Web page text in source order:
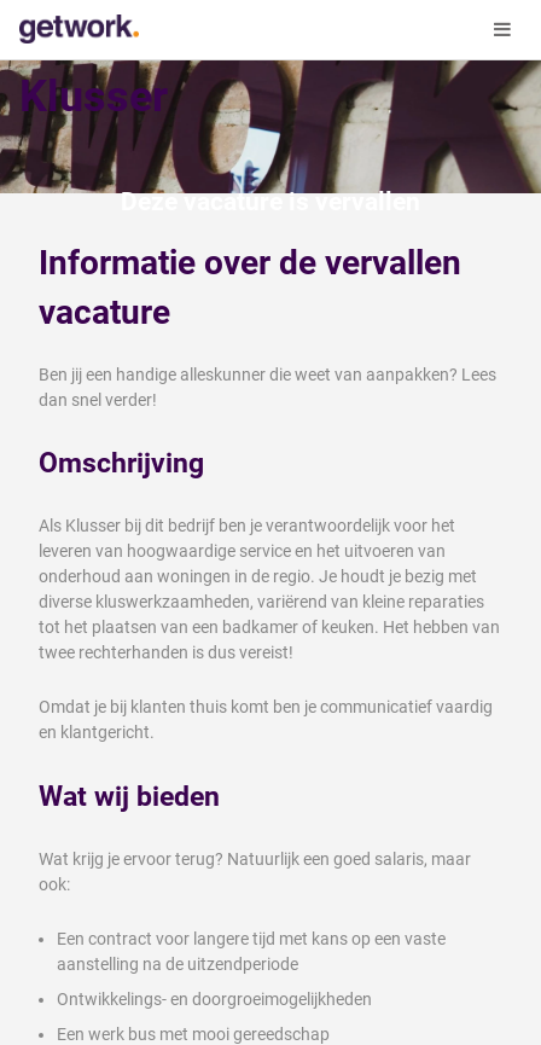
Klusser
Deze vacature is vervallen
Informatie over de vervallen
vacature
Ben jij een handige alleskunner die weet van aanpakken? Lees
dan snel verder!
Omschrijving
Als Klusser bij dit bedrijf ben je verantwoordelijk voor het
leveren van hoogwaardige service en het uitvoeren van
onderhoud aan woningen in de regio. Je houdt je bezig met
diverse kluswerkzaamheden, variërend van kleine reparaties
tot het plaatsen van een badkamer of keuken. Het hebben van
twee rechterhanden is dus vereist!
Omdat je bij klanten thuis komt ben je communicatief vaardig
en klantgericht.
Wat wij bieden
Wat krijg je ervoor terug? Natuurlijk een goed salaris, maar
ook:
Een contract voor langere tijd met kans op een vaste
aanstelling na de uitzendperiode
Ontwikkelings- en doorgroeimogelijkheden
Een werk bus met mooi gereedschap